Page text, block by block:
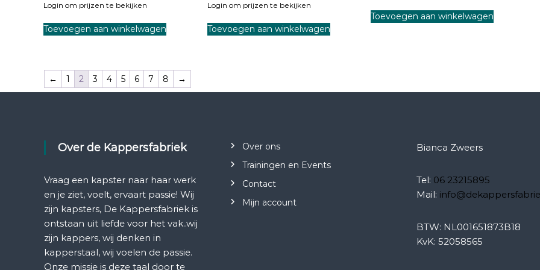
Login om prijzen te bekijken
Toevoegen aan winkelwagen
Login om prijzen te bekijken
Toevoegen aan winkelwagen
Toevoegen aan winkelwagen
← 1 2 3 4 5 6 7 8 →
Over de Kappersfabriek
Vraag een kapster naar haar werk
en je ziet, voelt, ervaart passie! Wij
zijn kapsters, De Kappersfabriek is
ontstaan uit liefde voor het vak..wij
zijn kappers, wij denken in
kapperstaal, wij voelen de passie.
Onze missie is deze taal door te
Over ons
Trainingen en Events
Contact
Mijn account
Bianca Zweers
Tel: 06 23215895
Mail:
BTW: NL001651873B18
KvK: 52058565